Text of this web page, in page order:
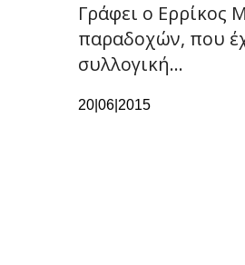
Γράφει ο Ερρίκος
παραδοχών, που
συλλογική...
20|06|2015